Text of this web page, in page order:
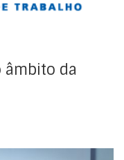
âmbito da